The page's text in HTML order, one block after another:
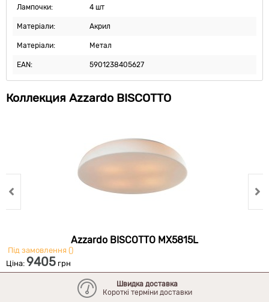
Лампочки: 4 шт
Матеріали: Акрил
Матеріали: Метал
EAN: 5901238405627
Коллекция Azzardo BISCOTTO
Azzardo BISCOTTO MX5815L
Під замовлення ()
Ціна: 9405 грн
Швидка доставка
Короткі терміни доставки